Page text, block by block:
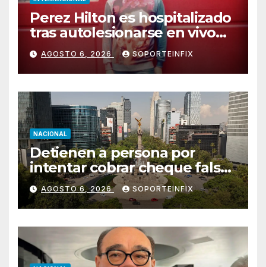
Perez Hilton es hospitalizado
tras autolesionarse en vivo
por TikTok en Miami
AGOSTO 6, 2026 SOPORTEINFIX
NACIONAL
Detienen a persona por
intentar cobrar cheque falso
de 420,000 pesos en CDMX
AGOSTO 6, 2026 SOPORTEINFIX